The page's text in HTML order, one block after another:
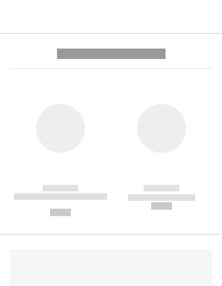
------------
----------- ----------- --------
------------
----------- -----------